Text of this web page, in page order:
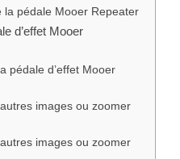
la pédale Mooer Repeater
d’effet Mooer
pédale d’effet Mooer
images ou zoomer
images ou zoomer